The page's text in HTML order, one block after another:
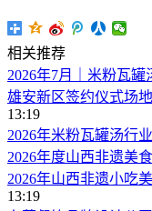
相关推荐
2026年7月｜米粉瓦罐
雄安新区签约仪式场
13:19
2026年米粉瓦罐汤行
2026年度山西非遗美
2026年山西非遗小吃
13:19